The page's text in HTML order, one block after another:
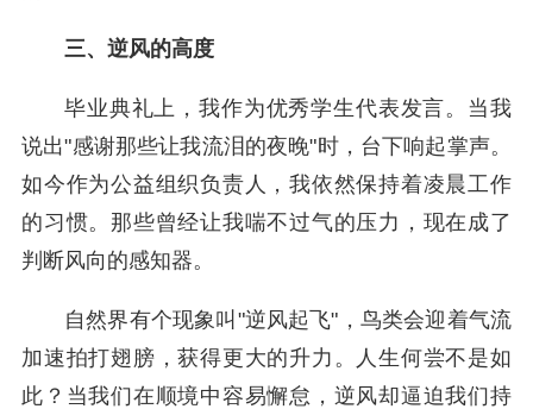
三、逆风的高度
毕业典礼上，我作为优秀学生代表发言。当我
说出"感谢那些让我流泪的夜晚"时，台下响起掌声。
如今作为公益组织负责人，我依然保持着凌晨工作
的习惯。那些曾经让我喘不过气的压力，现在成了
判断风向的感知器。
自然界有个现象叫"逆风起飞"，鸟类会迎着气流
加速拍打翅膀，获得更大的升力。人生何尝不是如
此？当我们在顺境中容易懈怠，逆风却逼迫我们持